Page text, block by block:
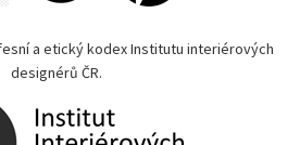
a etický kodex Institutu interiérových
designérů ČR.